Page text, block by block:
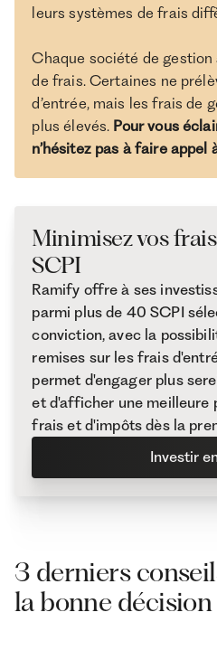
leurs systèmes de frais
Chaque société de
de frais. Certaines ne
d’entrée, mais les frais de
plus élevés. Pour vous
n’hésitez pas à faire appel
Minimisez vos
SCPI
Ramify offre à ses
parmi plus de 40 SCPI
conviction, avec la
remises sur les frais
permet d'engager plus
et d'afficher une meilleure
frais et d'impôts dès la
Investir
3 derniers
la bonne décision